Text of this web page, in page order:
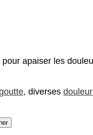
apaiser les
, diverses